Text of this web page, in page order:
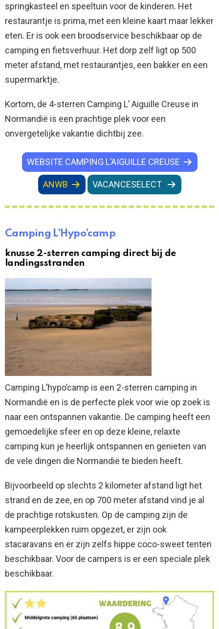
springkasteel en speeltuin voor de kinderen. Het
restaurantje is prima, met een kleine kaart maar lekker
eten. Er is ook een broodservice beschikbaar op de
camping en fietsverhuur. Het dorp zelf ligt op 500
meter afstand, met restaurantjes, een bakker en een
supermarktje.
Kortom, de 4-sterren Camping L’ Aiguille Creuse in
Normandië is een prachtige plek voor een
onvergetelijke vakantie dichtbij zee.
WEBSITE CAMPING L’AIGUILLE CREUSE
ANWB VACANCESELECT
Camping L’Hypo’camp
knusse 2-sterren camping direct bij de
landingsstranden
Camping L’hypo’camp is een 2-sterren camping in
Normandië en is de perfecte plek voor wie op zoek is
naar een ontspannen vakantie. De camping heeft een
gemoedelijke sfeer en op deze kleine, relaxte
camping kun je heerlijk ontspannen en genieten van
de vele dingen die Normandië te bieden heeft.
Bijvoorbeeld op slechts 2 kilometer afstand ligt het
strand en de zee, en op 700 meter afstand vind je al
de prachtige rotskusten. Op de camping zijn de
kampeerplekken ruim opgezet, er zijn ook
stacaravans en er zijn zelfs hippe coco-sweet tenten
beschikbaar. Voor de campers is er een speciale plek
beschikbaar.